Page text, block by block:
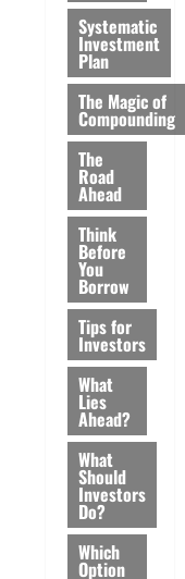
Systematic
Investment
Plan
The Magic of
Compounding
The
Road
Ahead
Think
Before
You
Borrow
Tips for
Investors
What
Lies
Ahead?
What
Should
Investors
Do?
Which
Option